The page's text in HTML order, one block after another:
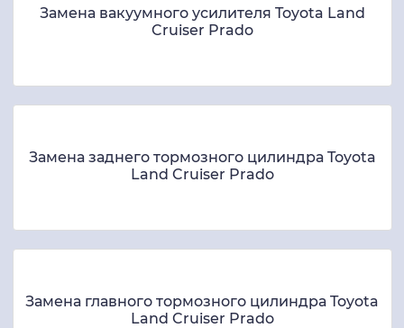
Замена вакуумного усилителя Toyota Land
Cruiser Prado
Замена заднего тормозного цилиндра Toyota
Land Cruiser Prado
Замена главного тормозного цилиндра Toyota
Land Cruiser Prado